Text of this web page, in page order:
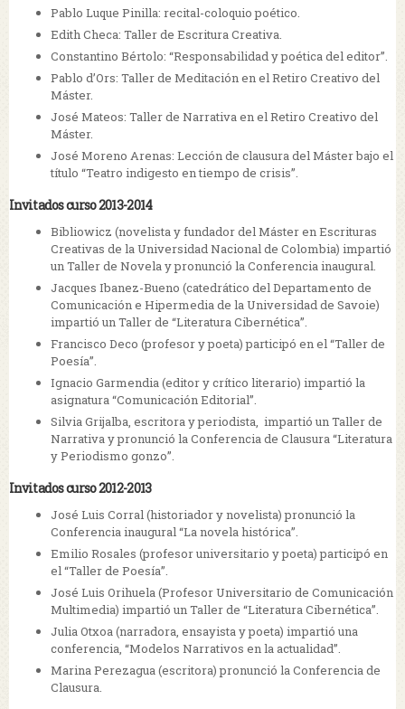
Pablo Luque Pinilla: recital-coloquio poético.
Edith Checa: Taller de Escritura Creativa.
Constantino Bértolo: “Responsabilidad y poética del editor”.
Pablo d’Ors: Taller de Meditación en el Retiro Creativo del
Máster.
José Mateos: Taller de Narrativa en el Retiro Creativo del
Máster.
José Moreno Arenas: Lección de clausura del Máster bajo el
título “Teatro indigesto en tiempo de crisis”.
Invitados curso 2013-2014
Bibliowicz (novelista y fundador del Máster en Escrituras
Creativas de la Universidad Nacional de Colombia) impartió
un Taller de Novela y pronunció la Conferencia inaugural.
Jacques Ibanez-Bueno (catedrático del Departamento de
Comunicación e Hipermedia de la Universidad de Savoie)
impartió un Taller de “Literatura Cibernética”.
Francisco Deco (profesor y poeta) participó en el “Taller de
Poesía”.
Ignacio Garmendia (editor y crítico literario) impartió la
asignatura “Comunicación Editorial”.
Silvia Grijalba, escritora y periodista, impartió un Taller de
Narrativa y pronunció la Conferencia de Clausura “Literatura
y Periodismo gonzo”.
Invitados curso 2012-2013
José Luis Corral (historiador y novelista) pronunció la
Conferencia inaugural “La novela histórica”.
Emilio Rosales (profesor universitario y poeta) participó en
el “Taller de Poesía”.
José Luis Orihuela (Profesor Universitario de Comunicación
Multimedia) impartió un Taller de “Literatura Cibernética”.
Julia Otxoa (narradora, ensayista y poeta) impartió una
conferencia, “Modelos Narrativos en la actualidad”.
Marina Perezagua (escritora) pronunció la Conferencia de
Clausura.